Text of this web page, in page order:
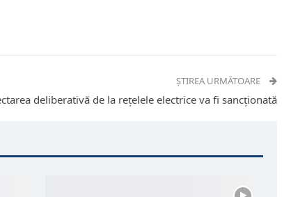
ȘTIREA URMĂTOARE
deliberativă de la rețelele electrice va fi sancționată